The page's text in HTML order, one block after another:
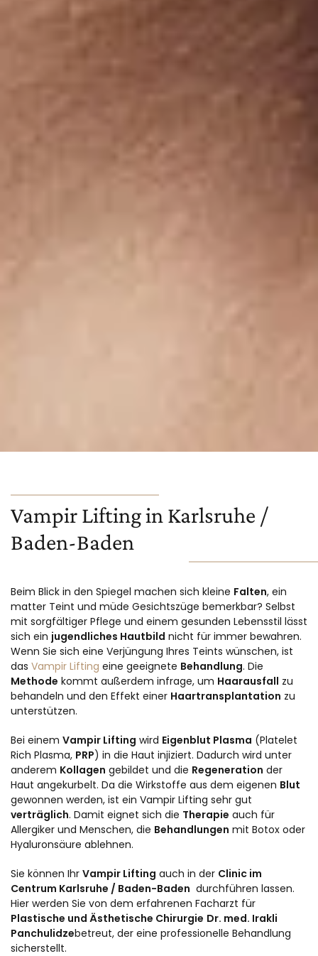
Vampir Lifting in Karlsruhe /
Baden-Baden
Beim Blick in den Spiegel machen sich kleine Falten, ein
matter Teint und müde Gesichtszüge bemerkbar? Selbst
mit sorgfältiger Pflege und einem gesunden Lebensstil lässt
sich ein jugendliches Hautbild nicht für immer bewahren.
Wenn Sie sich eine Verjüngung Ihres Teints wünschen, ist
das Vampir Lifting eine geeignete Behandlung. Die
Methode kommt außerdem infrage, um Haarausfall zu
behandeln und den Effekt einer Haartransplantation zu
unterstützen.
Bei einem Vampir Lifting wird Eigenblut Plasma (Platelet
Rich Plasma, PRP) in die Haut injiziert. Dadurch wird unter
anderem Kollagen gebildet und die Regeneration der
Haut angekurbelt. Da die Wirkstoffe aus dem eigenen Blut
gewonnen werden, ist ein Vampir Lifting sehr gut
verträglich. Damit eignet sich die Therapie auch für
Allergiker und Menschen, die Behandlungen mit Botox oder
Hyaluronsäure ablehnen.
Sie können Ihr Vampir Lifting auch in der Clinic im
Centrum Karlsruhe / Baden-Baden durchführen lassen.
Hier werden Sie von dem erfahrenen Facharzt für
Plastische und Ästhetische Chirurgie Dr. med. Irakli
Panchulidzebetreut, der eine professionelle Behandlung
sicherstellt.